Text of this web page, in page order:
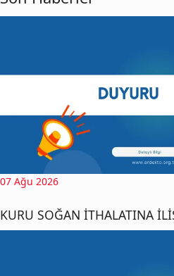
07 Ağu 2026
KURU SOĞAN İTHALATINA